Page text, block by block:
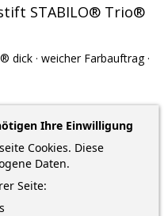
STABILO® Trio®
· weicher Farbauftrag ·
in 2-5 Werktagen*
Ihre Einwilligung
Cookies. Diese
Daten.
Seite: